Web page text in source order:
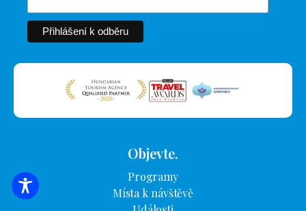
VYHLEDÁVÁNÍ UBYTOVÁNÍ
Objevte.
Programy
Místa k návštěvě